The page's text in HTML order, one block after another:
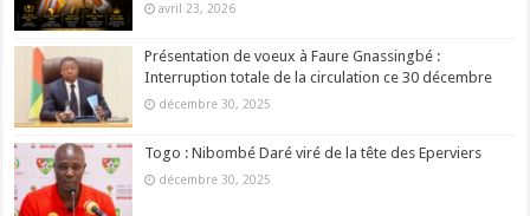
avril 23, 2026
Présentation de voeux à Faure Gnassingbé :
Interruption totale de la circulation ce 30 décembre
décembre 30, 2025
Togo : Nibombé Daré viré de la tête des Eperviers
décembre 30, 2025